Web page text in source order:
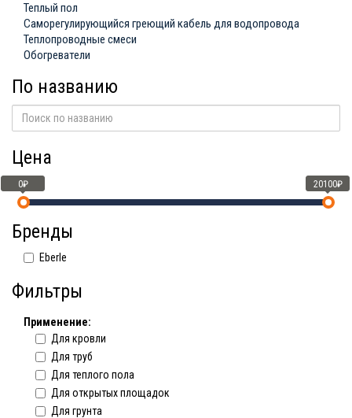
Теплый пол
Саморегулирующийся греющий кабель для водопровода
Теплопроводные смеси
Обогреватели
По названию
Цена
0₽ 20100₽
Бренды
Eberle
Фильтры
Применение:
Для кровли
Для труб
Для теплого пола
Для открытых площадок
Для грунта